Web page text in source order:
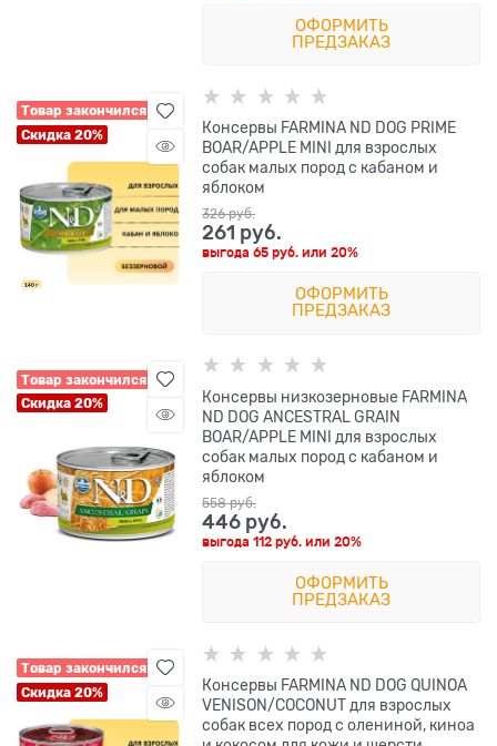
ОФОРМИТЬ
ПРЕДЗАКАЗ
Товар закончился
Скидка 20%
Консервы FARMINA ND DOG PRIME
BOAR/APPLE MINI для взрослых
собак малых пород с кабаном и
яблоком
326 руб.
261 руб.
выгода65 руб. или20%
ОФОРМИТЬ
ПРЕДЗАКАЗ
Товар закончился
Скидка 20%
Консервы низкозерновые FARMINA
ND DOG ANCESTRAL GRAIN
BOAR/APPLE MINI для взрослых
собак малых пород с кабаном и
яблоком
558 руб.
446 руб.
выгода112 руб. или20%
ОФОРМИТЬ
ПРЕДЗАКАЗ
Товар закончился
Скидка 20%
Консервы FARMINA ND DOG QUINOA
VENISON/COCONUT для взрослых
собак всех пород с олениной, киноа